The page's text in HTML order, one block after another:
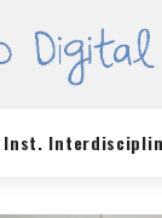
Inst.